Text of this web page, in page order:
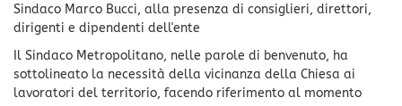
Sindaco Marco Bucci, alla presenza di consiglieri, direttori,
dirigenti e dipendenti dell'ente
Il Sindaco Metropolitano, nelle parole di benvenuto, ha
sottolineato la necessità della vicinanza della Chiesa ai
lavoratori del territorio, facendo riferimento al momento